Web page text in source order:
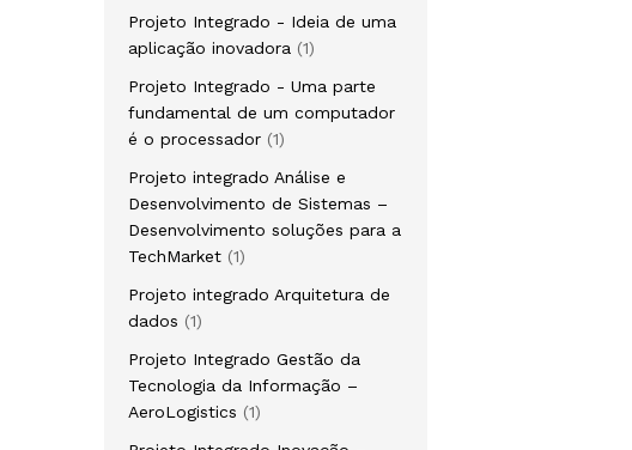
Projeto Integrado - Ideia de uma
aplicação inovadora
11
Projeto Integrado - Uma parte
fundamental de um computador
é o processador
11
Projeto integrado Análise e
Desenvolvimento de Sistemas –
Desenvolvimento soluções para a
TechMarket
11
Projeto integrado Arquitetura de
dados
11
Projeto Integrado Gestão da
Tecnologia da Informação –
AeroLogistics
11